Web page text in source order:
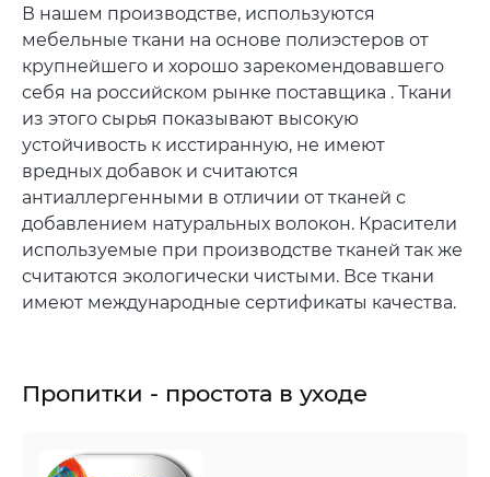
В нашем производстве, используются
мебельные ткани на основе полиэстеров от
крупнейшего и хорошо зарекомендовавшего
себя на российском рынке поставщика . Ткани
из этого сырья показывают высокую
устойчивость к исстиранную, не имеют
вредных добавок и считаются
антиаллергенными в отличии от тканей с
добавлением натуральных волокон. Красители
используемые при производстве тканей так же
считаются экологически чистыми. Все ткани
имеют международные сертификаты качества.
Пропитки - простота в уходе